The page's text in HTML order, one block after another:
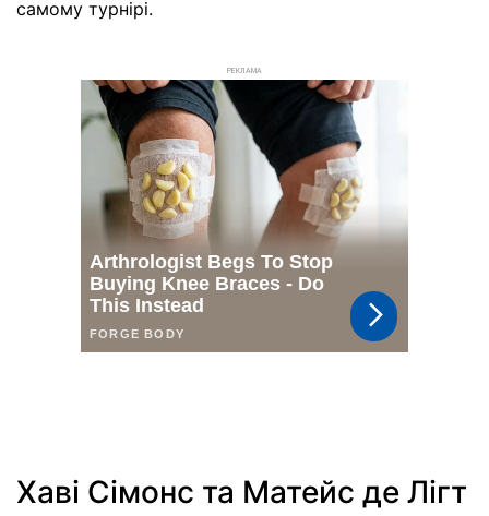
самому турнірі.
РЕКЛАМА
Хаві Сімонс та Матейс де Лігт